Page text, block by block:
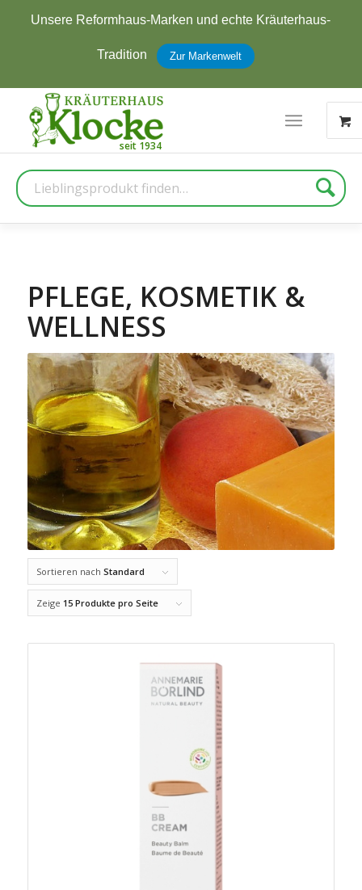
Unsere Reformhaus-Marken und echte Kräuterhaus-
Tradition Zur Markenwelt
Suche
PFLEGE, KOSMETIK &
WELLNESS
Sortieren nach Standard
Zeige 15 Produkte pro Seite